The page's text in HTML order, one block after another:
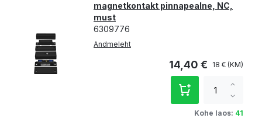
magnetkontakt pinnapealne, NC,
must
6309776
Andmeleht
14,40 € 18 €
Kohe laos: 41
qty